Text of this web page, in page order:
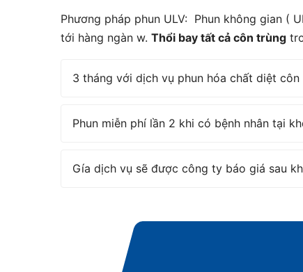
Phương pháp phun ULV: Phun không gian (
tới hàng ngàn w. Thổi bay tất cả côn trùng
3 tháng với dịch vụ phun hóa chất diệt côn
Phun miễn phí lần 2 khi có bệnh nhân tại
Gía dịch vụ sẽ được công ty báo giá sau